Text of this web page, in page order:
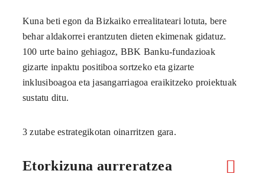
Kuna beti egon da Bizkaiko errealitateari lotuta, bere
behar aldakorrei erantzuten dieten ekimenak gidatuz.
100 urte baino gehiagoz, BBK Banku-fundazioak
gizarte inpaktu positiboa sortzeko eta gizarte
inklusiboagoa eta jasangarriagoa eraikitzeko proiektuak
sustatu ditu.
3 zutabe estrategikotan oinarritzen gara.
Etorkizuna aurreratzea